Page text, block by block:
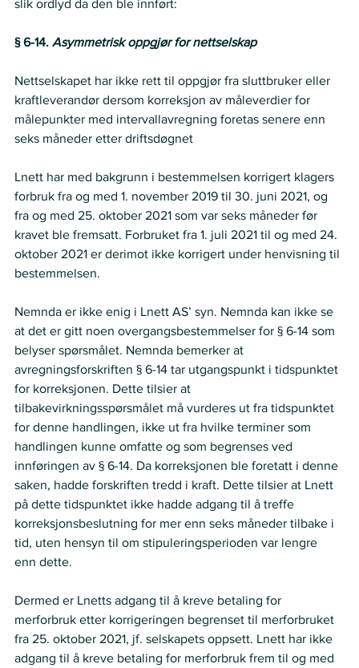
slik ordlyd da den ble innført:
§ 6-14. Asymmetrisk oppgjør for nettselskap
Nettselskapet har ikke rett til oppgjør fra sluttbruker eller
kraftleverandør dersom korreksjon av måleverdier for
målepunkter med intervallavregning foretas senere enn
seks måneder etter driftsdøgnet
Lnett har med bakgrunn i bestemmelsen korrigert klagers
forbruk fra og med 1. november 2019 til 30. juni 2021, og
fra og med 25. oktober 2021 som var seks måneder før
kravet ble fremsatt. Forbruket fra 1. juli 2021 til og med 24.
oktober 2021 er derimot ikke korrigert under henvisning til
bestemmelsen.
Nemnda er ikke enig i Lnett AS’ syn. Nemnda kan ikke se
at det er gitt noen overgangsbestemmelser for § 6-14 som
belyser spørsmålet. Nemnda bemerker at
avregningsforskriften § 6-14 tar utgangspunkt i tidspunktet
for korreksjonen. Dette tilsier at
tilbakevirkningsspørsmålet må vurderes ut fra tidspunktet
for denne handlingen, ikke ut fra hvilke terminer som
handlingen kunne omfatte og som begrenses ved
innføringen av § 6-14. Da korreksjonen ble foretatt i denne
saken, hadde forskriften tredd i kraft. Dette tilsier at Lnett
på dette tidspunktet ikke hadde adgang til å treffe
korreksjonsbeslutning for mer enn seks måneder tilbake i
tid, uten hensyn til om stipuleringsperioden var lengre
enn dette.
Dermed er Lnetts adgang til å kreve betaling for
merforbruk etter korrigeringen begrenset til merforbruket
fra 25. oktober 2021, jf. selskapets oppsett. Lnett har ikke
adgang til å kreve betaling for merforbruk frem til og med